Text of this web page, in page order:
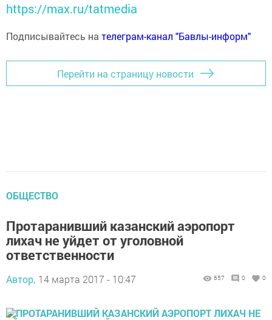
https://max.ru/tatmedia
Подписывайтесь на телеграм-канал "Бавлы-информ"
Перейти на страницу новости
ОБЩЕСТВО
Протаранивший казанский аэропорт
лихач не уйдет от уголовной
ответственности
Автор, 14 марта 2017 - 10:47 657 0 0